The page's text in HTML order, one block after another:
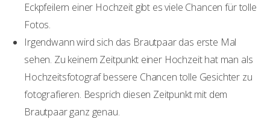
Eckpfeilern einer Hochzeit gibt es viele Chancen für tolle
Fotos.
Irgendwann wird sich das Brautpaar das erste Mal
sehen. Zu keinem Zeitpunkt einer Hochzeit hat man als
Hochzeitsfotograf bessere Chancen tolle Gesichter zu
fotografieren. Besprich diesen Zeitpunkt mit dem
Brautpaar ganz genau.